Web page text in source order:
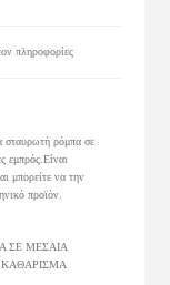
πληροφορίες
σταυρωτή ρόμπα σε
εμπρός.Είναι
μπορείτε να την
προϊόν.
ΣΕ ΜΕΣΑΙΑ
ΚΑΘΑΡΙΣΜΑ